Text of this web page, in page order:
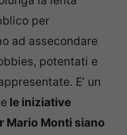
per
ad assecondare
potentati e
E’ un
le iniziative
Mario Monti siano